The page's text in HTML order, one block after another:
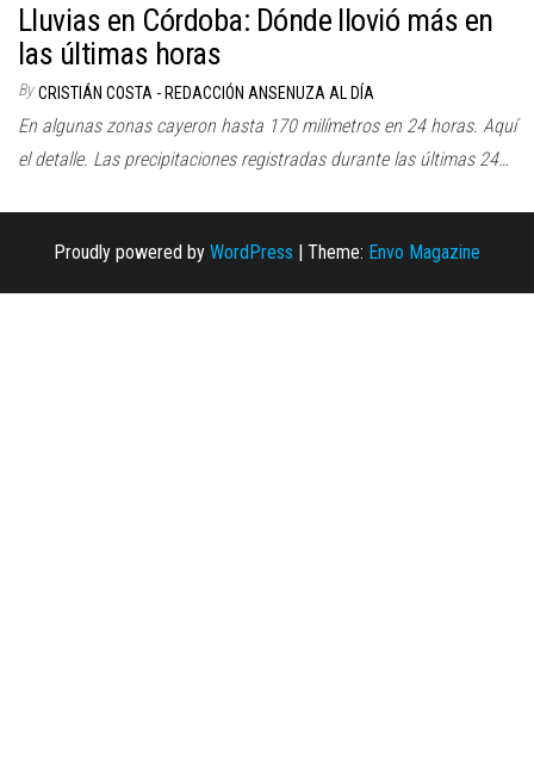
Lluvias en Córdoba: Dónde llovió más en
las últimas horas
By CRISTIÁN COSTA - REDACCIÓN ANSENUZA AL DÍA
En algunas zonas cayeron hasta 170 milímetros en 24 horas. Aquí
el detalle. Las precipitaciones registradas durante las últimas 24…
Proudly powered by WordPress | Theme: Envo Magazine